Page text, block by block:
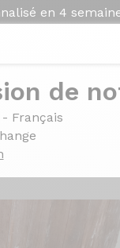
en 4
de
Français